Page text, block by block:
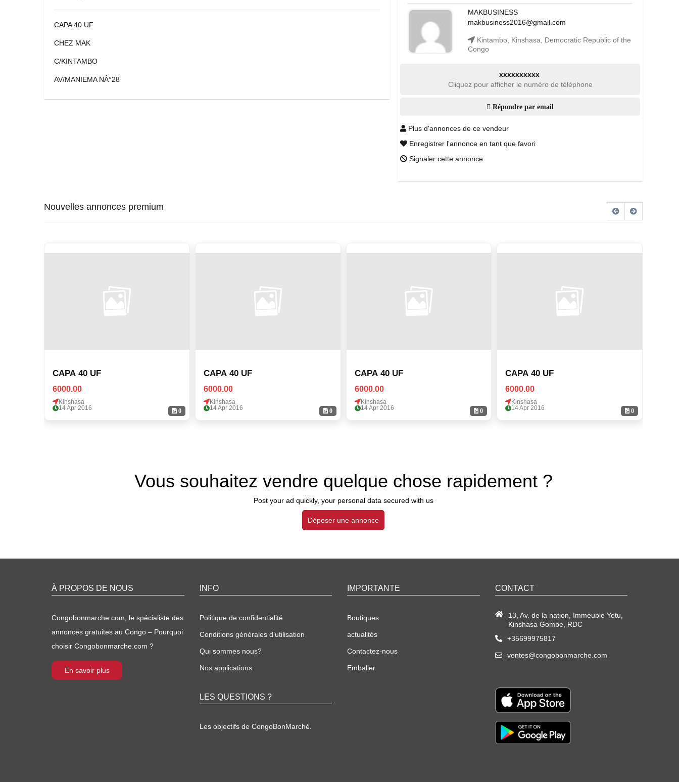
CAPA 40 UF
CHEZ MAK
C/KINTAMBO
AV/MANIEMA NÂ°28
MAKBUSINESS
makbusiness2016@gmail.com
Kintambo, Kinshasa, Democratic Republic of the
Congo
xxxxxxxxxx
Cliquez pour afficher le numéro de téléphone
Répondre par email
Plus d'annonces de ce vendeur
Enregistrer l'annonce en tant que favori
Signaler cette annonce
Nouvelles annonces premium
0
CAPA 40 UF
6000.00
Kinshasa
14 Apr 2016
0
CAPA 40 UF
6000.00
Kinshasa
14 Apr 2016
0
CAPA 40 UF
6000.00
Kinshasa
14 Apr 2016
0
CAPA 40 UF
6000.00
Kinshasa
14 Apr 2016
Vous souhaitez vendre quelque chose rapidement ?
Post your ad quickly, your personal data secured with us
Déposer une annonce
À PROPOS DE NOUS
Congobonmarche.com, le spécialiste des
annonces gratuites au Congo – Pourquoi
choisir Congobonmarche.com ?
En savoir plus
INFO
Politique de confidentialité
Conditions générales d’utilisation
Qui sommes nous?
Nos applications
LES QUESTIONS ?
Les objectifs de CongoBonMarché.
IMPORTANTE
Boutiques
actualités
Contactez-nous
Emballer
CONTACT
13, Av. de la nation, Immeuble Yetu,
Kinshasa Gombe, RDC
+35699975817
ventes@congobonmarche.com